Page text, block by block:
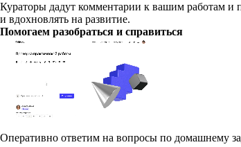
Кураторы дадут комментарии к вашим работам и
и вдохновлять на развитие.
Помогаем разобраться и справиться
Оперативно ответим на вопросы по домашнему